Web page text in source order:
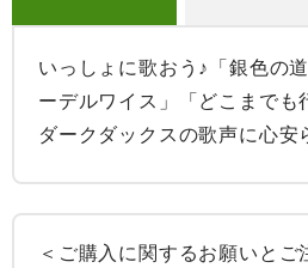
いっしょに歌おう♪「銀色の
ーデルワイス」「どこまでも
ダークダックスの歌声に心安
＜ご購入に関するお願いとご